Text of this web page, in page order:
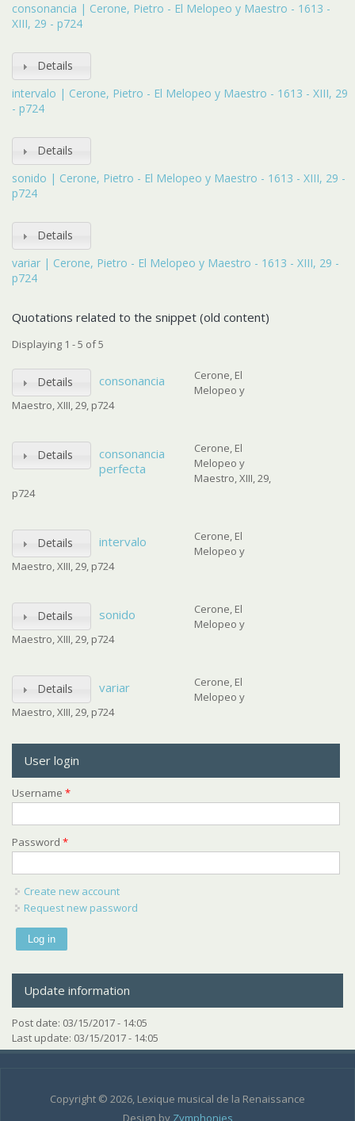
consonancia | Cerone, Pietro - El Melopeo y Maestro - 1613 -
XIII, 29 - p724
Details
intervalo | Cerone, Pietro - El Melopeo y Maestro - 1613 - XIII, 29
- p724
Details
sonido | Cerone, Pietro - El Melopeo y Maestro - 1613 - XIII, 29 -
p724
Details
variar | Cerone, Pietro - El Melopeo y Maestro - 1613 - XIII, 29 -
p724
Quotations related to the snippet (old content)
Displaying 1 - 5 of 5
Details consonancia
Cerone, El
Melopeo y
Maestro, XIII, 29, p724
Details
consonancia
perfecta
Cerone, El
Melopeo y
Maestro, XIII, 29,
p724
Details intervalo
Cerone, El
Melopeo y
Maestro, XIII, 29, p724
Details sonido
Cerone, El
Melopeo y
Maestro, XIII, 29, p724
Details variar
Cerone, El
Melopeo y
Maestro, XIII, 29, p724
User login
Username *
Password *
Create new account
Request new password
Update information
Post date: 03/15/2017 - 14:05
Last update: 03/15/2017 - 14:05
Copyright © 2026, Lexique musical de la Renaissance
Design by Zymphonies